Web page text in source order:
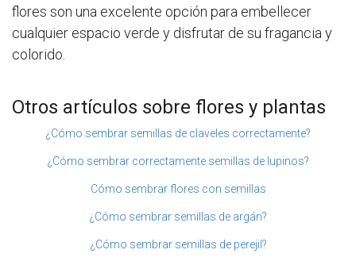
flores son una excelente opción para embellecer
cualquier espacio verde y disfrutar de su fragancia y
colorido.
Otros artículos sobre flores y plantas
¿Cómo sembrar semillas de claveles correctamente?
¿Cómo sembrar correctamente semillas de lupinos?
Cómo sembrar flores con semillas
¿Cómo sembrar semillas de argán?
¿Cómo sembrar semillas de perejil?